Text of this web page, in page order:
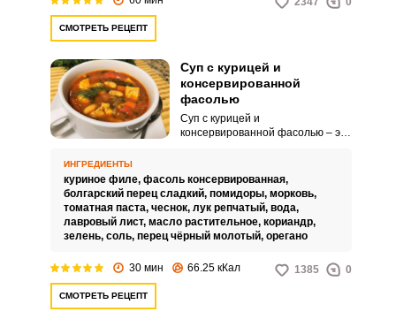
СМОТРЕТЬ РЕЦЕПТ
Суп с курицей и
консервированной
фасолью
Суп с курицей и
консервированной фасолью – это
запросто сварить всего лишь за
полчаса. В состав кушанья не
входит картофель, однако, суп
очень сытный, так как бобовая
культура богата растительными
ИНГРЕДИЕНТЫ
куриное филе, фасоль консервированная,
болгарский перец сладкий, помидоры, морковь,
томатная паста, чеснок, лук репчатый, вода,
лавровый лист, масло растительное, кориандр,
зелень, соль, перец чёрный молотый, орегано
30 мин 66.25 кКал 1385 0
СМОТРЕТЬ РЕЦЕПТ